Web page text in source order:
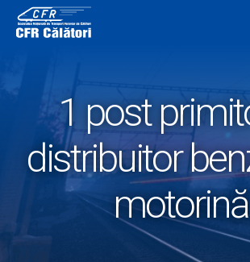
content
1 post
distribuitor
motorină